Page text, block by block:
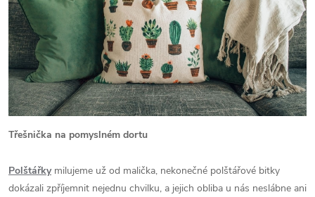
Třešnička na pomyslném dortu
Polštářkymilujeme už od malička, nekonečné polštářové bitky
dokázali zpříjemnit nejednu chvilku, a jejich obliba u nás neslábne ani